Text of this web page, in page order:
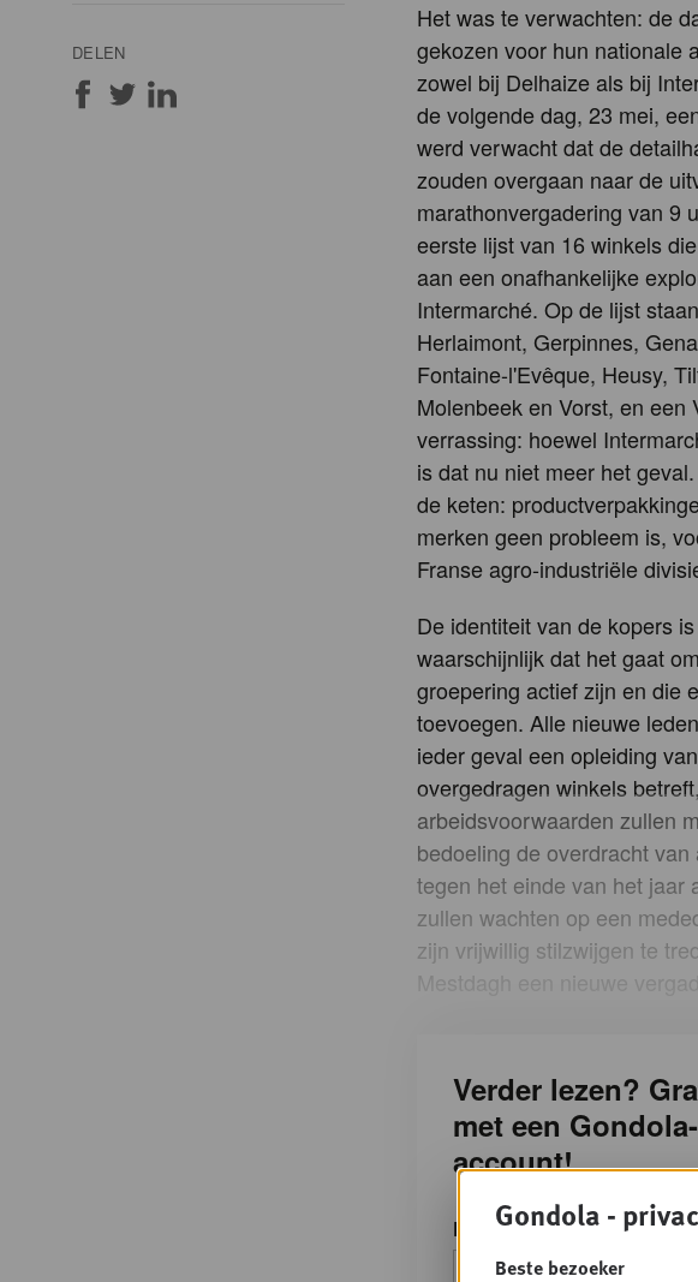
DELEN
Het was te verwachten: de
gekozen voor hun nationale
zowel bij Delhaize als bij
de volgende dag, 23 mei,
werd verwacht dat de
zouden overgaan naar de
marathonvergadering van 9
eerste lijst van 16 winkels
aan een onafhankelijke
Intermarché. Op de lijst
Herlaimont, Gerpinnes,
Fontaine-l'Evêque, Heusy,
Molenbeek en Vorst, en
verrassing: hoewel
is dat nu niet meer het
de keten:
merken geen probleem is,
Franse agro-industriële
De identiteit van de kopers
waarschijnlijk dat het gaat
groepering actief zijn en die
toevoegen. Alle nieuwe
ieder geval een opleiding
overgedragen winkels
arbeidsvoorwaarden zullen
bedoeling de overdracht
tegen het einde van het jaar
zullen wachten op een
zijn vrijwillig stilzwijgen te
Mestdagh een nieuwe
Verder lezen?
met een Gondola-
account!
E-mailadres
Gondola -
Beste bezoeker